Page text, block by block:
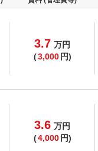
3.7 万円
(3,000 円)
3.6 万円
(4,000 円)